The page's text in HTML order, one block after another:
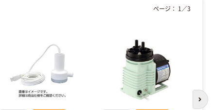
ページ： 1 ／3
次